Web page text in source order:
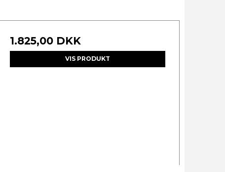
1.825,00 DKK
VIS PRODUKT